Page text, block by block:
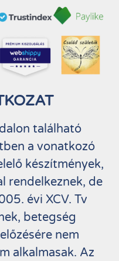
található
a vonatkozó
készítmények,
rendelkeznek, de
évi XCV. Tv
betegség
nem
alkalmasak. Az